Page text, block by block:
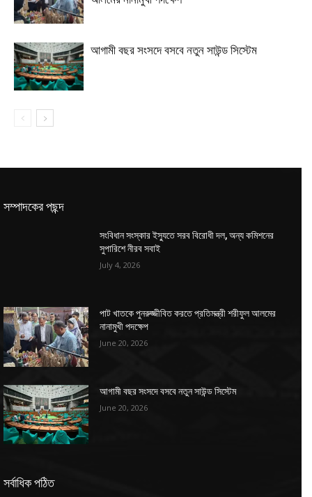
আগামী বছর সংসদে বসবে নতুন সাউন্ড সিস্টেম
সম্পাদকের পছন্দ
সংবিধান সংস্কার ইস্যুতে সরব বিরোধী দল, অন্য কমিশনের
সুপারিশে নীরব সবাই
July 4, 2026
পাট খাতকে পুনরুজ্জীবিত করতে প্রতিমন্ত্রী শরীফুল আলমের
নানামুখী পদক্ষেপ
June 20, 2026
আগামী বছর সংসদে বসবে নতুন সাউন্ড সিস্টেম
June 20, 2026
সর্বাধিক পঠিত